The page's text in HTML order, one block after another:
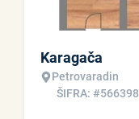
Karagača
Petrovaradin
ŠIFRA: #566398